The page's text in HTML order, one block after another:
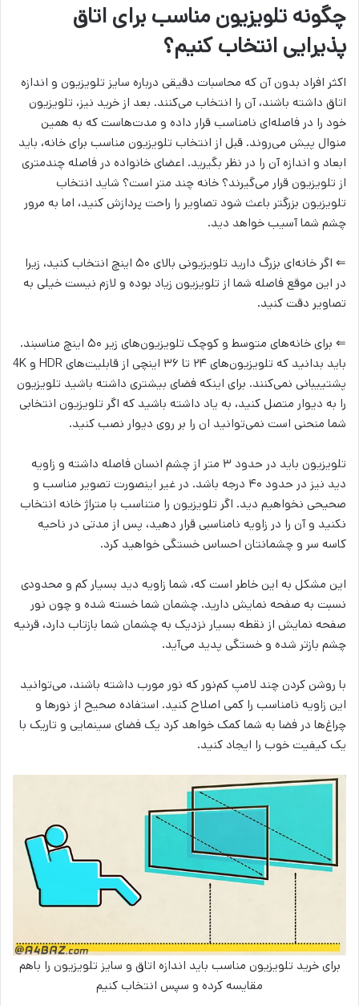
چگونه تلویزیون مناسب برای اتاق
پذیرایی انتخاب کنیم؟
اکثر افراد بدون آن که محاسبات دقیقی درباره سایز تلویزیون و اندازه
اتاق داشته باشند، آن را انتخاب می‌کنند. بعد از خرید نیز، تلویزیون
خود را در فاصله‌ای نامناسب قرار داده و مدت‌هاست که به همین
منوال پیش می‌روند. قبل از انتخاب تلویزیون مناسب برای خانه، باید
ابعاد و اندازه‌ آن را در نظر بگیرید. اعضای خانواده در فاصله چندمتری
از تلویزیون قرار می‌گیرند؟ خانه چند متر است؟ شاید انتخاب
تلویزیون بزرگتر باعث شود تصاویر را راحت پردازش کنید، اما به مرور
چشم شما آسیب خواهد دید.
⇐ اگر خانه‌ای بزرگ دارید تلویزیونی بالای ۵۰ اینچ انتخاب کنید، زیرا
در این موقع فاصله شما از تلویزیون زیاد بوده و لازم نیست خیلی به
تصاویر دقت کنید.
⇐ برای خانه‌های متوسط و کوچک تلویزیون‌های زیر ۵۰ اینچ مناسبند.
باید بدانید که تلویزیون‌های ۲۴ تا ۳۶ اینچی از قابلیت‌های HDR و 4K
پشتییبانی نمی‌کنند. برای اینکه فضای بیشتری داشته باشید تلویزیون
را به دیوار متصل کنید، به یاد داشته باشید که اگر تلویزیون انتخابی
شما منحنی است نمی‌توانید ان را بر روی دیوار نصب کنید.
تلویزیون باید در حدود ۳ متر از چشم انسان فاصله داشته و زاویه
دید نیز در حدود ۴۰ درجه باشد. در غیر اینصورت تصویر مناسب و
صحیحی نخواهیم دید. اگر تلویزیون را متناسب با متراژ خانه انتخاب
نکنید و آن را در زاویه نامناسبی قرار دهید، پس از مدتی در ناحیه
کاسه سر و چشمانتان احساس خستگی خواهید کرد.
این مشکل به این خاطر است که، شما زاویه دید بسیار کم و محدودی
نسبت به صفحه نمایش دارید. چشمان شما خسته شده و چون نور
صفحه نمایش از نقطه بسیار نزدیک به چشمان شما بازتاب دارد، قرنیه
چشم بازتر شده و خستگی پدید می‌آید.
با روشن کردن چند لامپ کم‌نور که نور مورب داشته باشند، می‌توانید
این زاویه نامناسب را کمی اصلاح کنید. استفاده صحیح از نورها و
چراغ‌ها در فضا به شما کمک خواهد کرد یک فضای سینمایی و تاریک با
یک کیفیت خوب را ایجاد کنید.
برای خرید تلویزیون مناسب باید اندازه اتاق و سایز تلویزیون را باهم
مقایسه کرده و سپس انتخاب کنیم